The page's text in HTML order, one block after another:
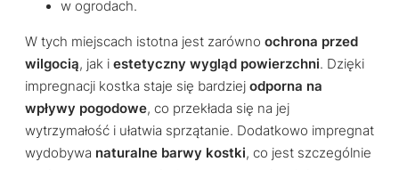
w ogrodach.
W tych miejscach istotna jest zarówno ochrona przed
wilgocią, jak i estetyczny wygląd powierzchni. Dzięki
impregnacji kostka staje się bardziej odporna na
wpływy pogodowe, co przekłada się na jej
wytrzymałość i ułatwia sprzątanie. Dodatkowo impregnat
wydobywa naturalne barwy kostki, co jest szczególnie